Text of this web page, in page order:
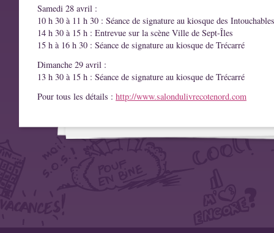
Samedi 28 avril :
10 h 30 à 11 h 30 : Séance de signature au kiosque des Intouchables
14 h 30 à 15 h : Entrevue sur la scène Ville de Sept-Îles
15 h à 16 h 30 : Séance de signature au kiosque de Trécarré
Dimanche 29 avril :
13 h 30 à 15 h : Séance de signature au kiosque de Trécarré
Pour tous les détails : http://www.salondulivrecotenord.com